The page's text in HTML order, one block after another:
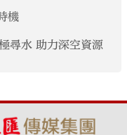
機
尋水 助力深空資源